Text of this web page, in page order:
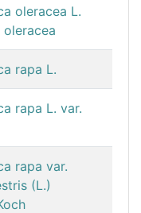
oleracea L.
oleracea
rapa L.
rapa L. var.
rapa var.
(L.)